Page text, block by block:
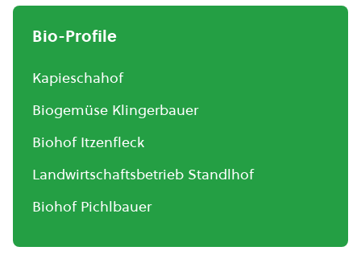
Bio-Profile
Kapieschahof
Biogemüse Klingerbauer
Biohof Itzenfleck
Landwirtschaftsbetrieb Standlhof
Biohof Pichlbauer